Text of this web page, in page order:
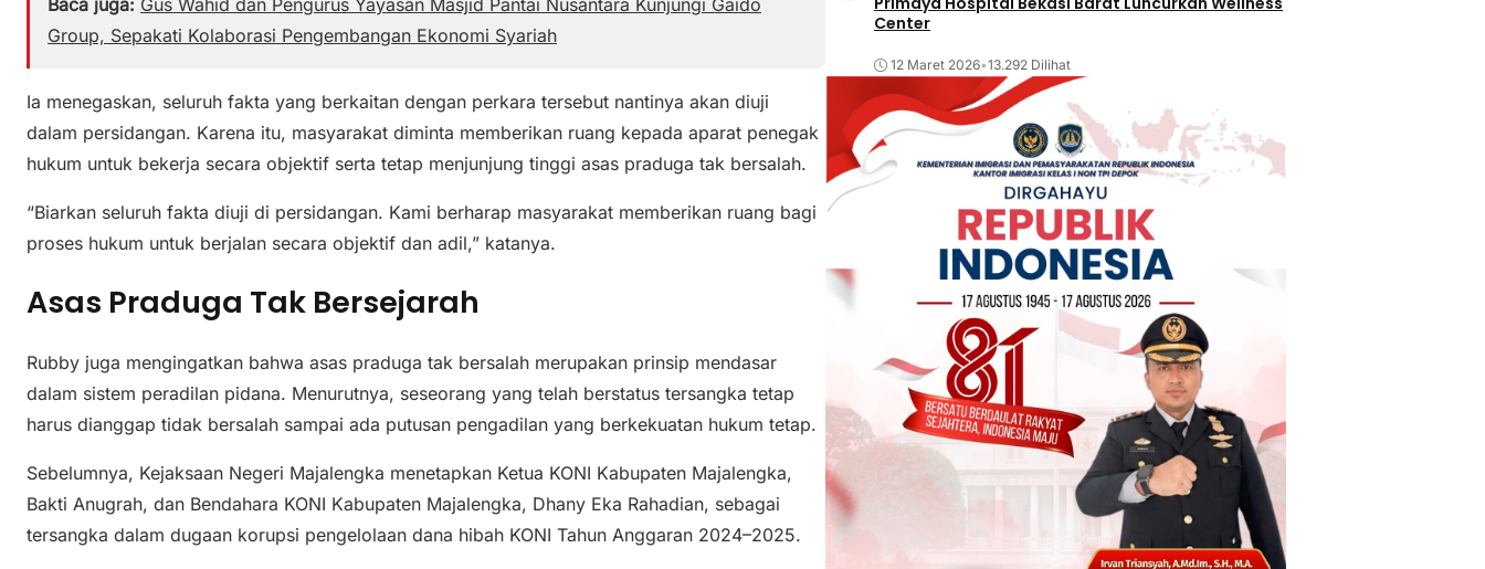
Group, Sepakati Kolaborasi Pengembangan Ekonomi Syariah
Ia menegaskan, seluruh fakta yang berkaitan dengan perkara tersebut nantinya akan diuji
dalam persidangan. Karena itu, masyarakat diminta memberikan ruang kepada aparat penegak
hukum untuk bekerja secara objektif serta tetap menjunjung tinggi asas praduga tak bersalah.
“Biarkan seluruh fakta diuji di persidangan. Kami berharap masyarakat memberikan ruang bagi
proses hukum untuk berjalan secara objektif dan adil,” katanya.
Asas Praduga Tak Bersejarah
Rubby juga mengingatkan bahwa asas praduga tak bersalah merupakan prinsip mendasar
dalam sistem peradilan pidana. Menurutnya, seseorang yang telah berstatus tersangka tetap
harus dianggap tidak bersalah sampai ada putusan pengadilan yang berkekuatan hukum tetap.
Sebelumnya, Kejaksaan Negeri Majalengka menetapkan Ketua KONI Kabupaten Majalengka,
Bakti Anugrah, dan Bendahara KONI Kabupaten Majalengka, Dhany Eka Rahadian, sebagai
tersangka dalam dugaan korupsi pengelolaan dana hibah KONI Tahun Anggaran 2024–2025.
Center
12 Maret 2026•13.292 Dilihat